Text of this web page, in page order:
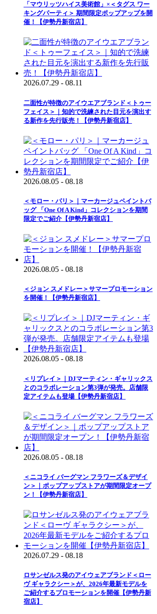
「マウリッツハイス美術館」×＜タグス ワー
キングパーティ＞ 期間限定ポップアップを開
催！【伊勢丹新宿店】
2026.07.29 - 08.11
二面性が特徴のアイウエアブランド＜トゥー
フェイス＞｜知的で洗練された目元を演出す
る新作を先行販売！【伊勢丹新宿店】
2026.08.05 - 08.18
＜モロー・パリ＞｜マーカージュペイントバ
ッグ 「One Of A Kind」コレクションを期間
限定でご紹介【伊勢丹新宿店】
2026.08.05 - 08.18
＜ジョン スメドレー＞サマープロモーション
を開催！【伊勢丹新宿店】
2026.08.05 - 08.18
＜リプレイ＞｜DJマーティン・ギャリックス
とのコラボレーション第3弾が発売。店舗限
定アイテムも登場【伊勢丹新宿店】
2026.08.05 - 08.18
＜ニコライ バーグマン フラワーズ＆デザイ
ン＞｜ポップアップストアが期間限定オープ
ン！【伊勢丹新宿店】
2026.07.29 - 08.18
ロサンゼルス発のアイウェアブランド＜ロー
ヴ ギャラクシー＞が、2026年最新モデルを
ご紹介するプロモーションを開催【伊勢丹新
宿店】